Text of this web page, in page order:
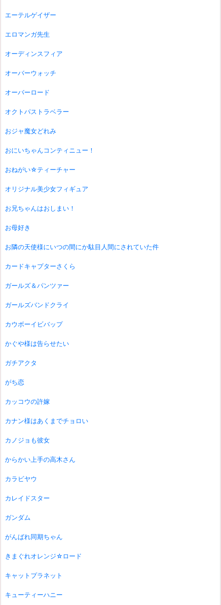
エーテルゲイザー
エロマンガ先生
オーディンスフィア
オーバーウォッチ
オーバーロード
オクトパストラベラー
おジャ魔女どれみ
おにいちゃんコンティニュー！
おねがい☆ティーチャー
オリジナル美少女フィギュア
お兄ちゃんはおしまい！
お母好き
お隣の天使様にいつの間にか駄目人間にされていた件
カードキャプターさくら
ガールズ＆パンツァー
ガールズバンドクライ
カウボーイビバップ
かぐや様は告らせたい
ガチアクタ
がち恋
カッコウの許嫁
カナン様はあくまでチョロい
カノジョも彼女
からかい上手の高木さん
カラビヤウ
カレイドスター
ガンダム
がんばれ同期ちゃん
きまぐれオレンジ☆ロード
キャットプラネット
キューティーハニー